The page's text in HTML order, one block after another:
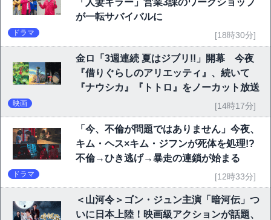
「人妻キラー」営業3課のワークショップ
が一転サバイバルに
ドラマ [18時30分]
金ロ「3週連続 夏はジブリ!!」開幕 今夜
『借りぐらしのアリエッティ』、続いて
『ナウシカ』『トトロ』をノーカット放送
映画 [14時17分]
「今、不倫が問題ではありません」今夜、
キム・ヘス×キム・ジフンが死体を処理!?
不倫→ひき逃げ→暴走の連鎖が始まる
ドラマ [12時33分]
＜山河令＞ゴン・ジュン主演「暗河伝」つ
いに日本上陸！映画級アクションが話題、